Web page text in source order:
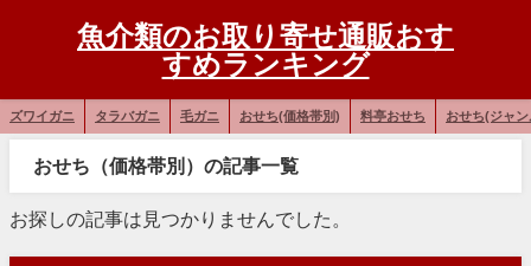
魚介類のお取り寄せ通販おす
すめランキング
ズワイガニ タラバガニ 毛ガニ おせち(価格帯別) 料亭おせち おせち(ジャ
おせち（価格帯別）の記事一覧
お探しの記事は見つかりませんでした。